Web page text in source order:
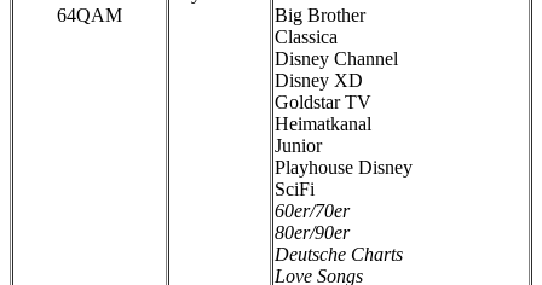
64QAM
Big Brother
Classica
Disney Channel
Disney XD
Goldstar TV
Heimatkanal
Junior
Playhouse Disney
SciFi
60er/70er
80er/90er
Deutsche Charts
Love Songs